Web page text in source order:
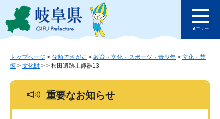
ジ
ュ
このページの本文へ
ュ
トップページ > 分類でさがす > 教育・文化・スポーツ・青少年 > 文化・芸
術 > 文化財 > > 柿田遺跡土師器13
重要なお知らせ